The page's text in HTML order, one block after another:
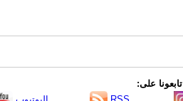
تابعونا على: